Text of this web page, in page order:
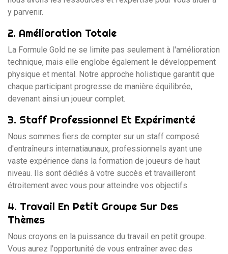
y parvenir.
2. Amélioration Totale
La Formule Gold ne se limite pas seulement à l'amélioration
technique, mais elle englobe également le développement
physique et mental. Notre approche holistique garantit que
chaque participant progresse de manière équilibrée,
devenant ainsi un joueur complet.
3. Staff Professionnel Et Expérimenté
Nous sommes fiers de compter sur un staff composé
d'entraîneurs internatiaunaux, professionnels ayant une
vaste expérience dans la formation de joueurs de haut
niveau. Ils sont dédiés à votre succès et travailleront
étroitement avec vous pour atteindre vos objectifs.
4. Travail En Petit Groupe Sur Des
Thèmes
Nous croyons en la puissance du travail en petit groupe.
Vous aurez l'opportunité de vous entraîner avec des